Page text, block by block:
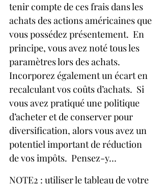
tenir compte de ces frais dans les
achats des actions américaines que
vous possédez présentement.  En
principe, vous avez noté tous les
paramètres lors des achats.
Incorporez également un écart en
recalculant vos coûts d’achats.  Si
vous avez pratiqué une politique
d’acheter et de conserver pour
diversification, alors vous avez un
potentiel important de réduction
de vos impôts.  Pensez-y…
NOTE2 : utiliser le tableau de votre